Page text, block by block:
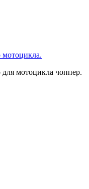
мотоцикла.
мотоцикла чоппер.